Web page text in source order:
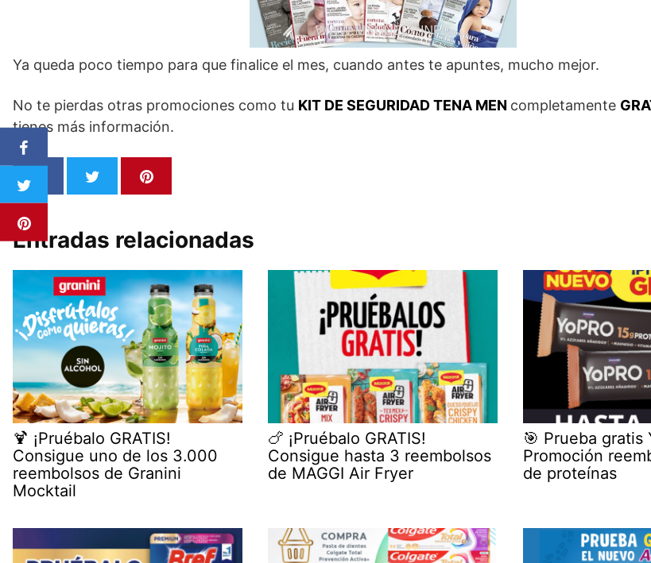
Ya queda poco tiempo para que finalice el mes, cuando antes te apuntes, mucho mejor.
No te pierdas otras promociones como tu KIT DE SEGURIDAD TENA MEN completamente
tienes más información.
Entradas relacionadas
🍹 ¡Pruébalo GRATIS!
Consigue uno de los 3.000
reembolsos de Granini
Mocktail
🍗 ¡Pruébalo GRATIS!
Consigue hasta 3 reembolsos
de MAGGI Air Fryer
🎯 Prueba gratis
Promoción
de proteínas